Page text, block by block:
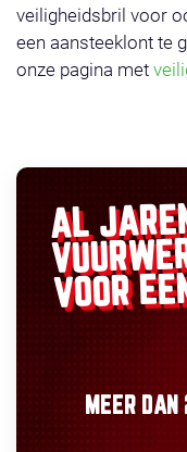
veiligheidsbril voor
een aansteeklont te
onze pagina met
AL
VOOR
MEER DAN